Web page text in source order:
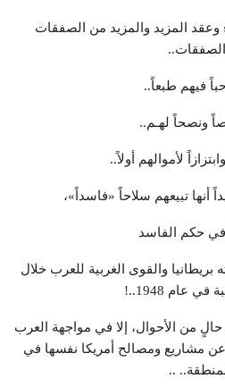
المزيد والمزيد من الصفقات
فيهم طبعاً..
ونصحاً لهـم..
لأموالهم أولاً..
أنها تبيعهم سلاحاً «فاسداً»،
في حكم الفاسد
بريطانيا والقوى الغربية للعرب خلال
عام 1948..!
من الأحوال، إلا في مواجهة العرب
مشاريع ومصالح أمريكا نفسها في
..